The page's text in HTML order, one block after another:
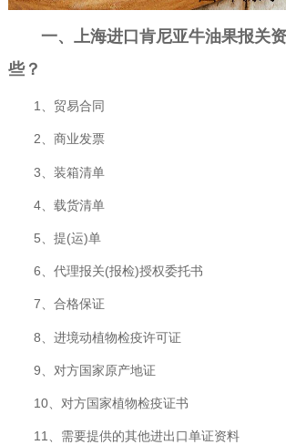
一、 上海进口肯尼亚牛油果报关
些？
1、贸易合同
2、商业发票
3、装箱清单
4、载货清单
5、提(运)单
6、代理报关(报检)授权委托书
7、合格保证
8、进境动植物检疫许可证
9、对方国家原产地证
10、对方国家植物检疫证书
11、需要提供的其他进出口单证资料